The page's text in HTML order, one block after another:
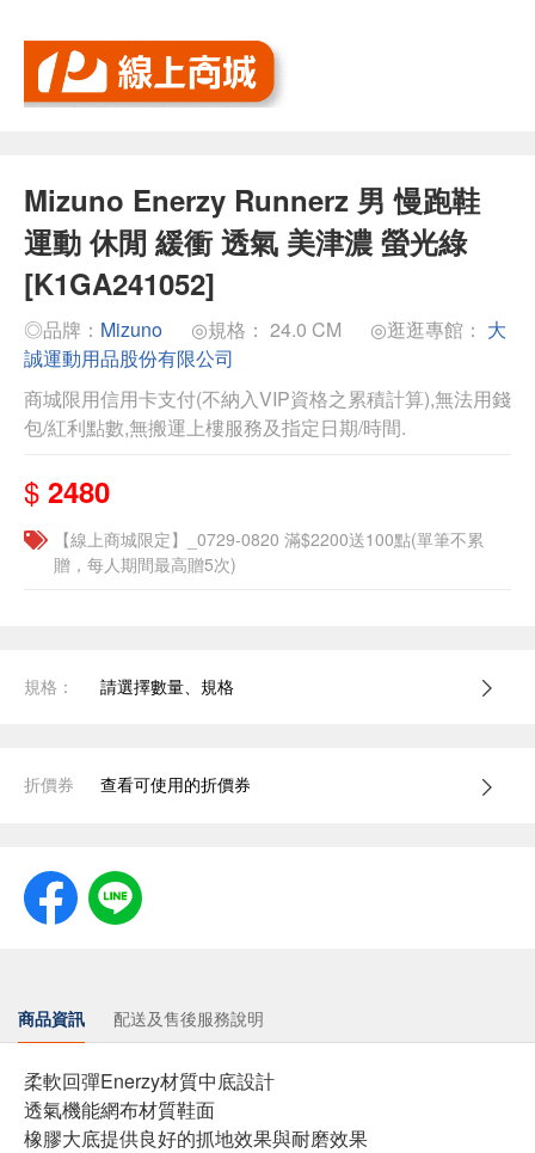
Mizuno Enerzy Runnerz 男 慢跑鞋
運動 休閒 緩衝 透氣 美津濃 螢光綠
[K1GA241052]
◎品牌： Mizuno ◎規格： 24.0 CM ◎逛逛專館： 大
誠運動用品股份有限公司
商城限用信用卡支付(不納入VIP資格之累積計算),無法用錢
包/紅利點數,無搬運上樓服務及指定日期/時間.
$ 2480
【線上商城限定】_0729-0820 滿$2200送100點(單筆不累
贈，每人期間最高贈5次)
規格： 請選擇數量、規格
折價券 查看可使用的折價券
商品資訊 配送及售後服務說明
柔軟回彈Enerzy材質中底設計
透氣機能網布材質鞋面
橡膠大底提供良好的抓地效果與耐磨效果